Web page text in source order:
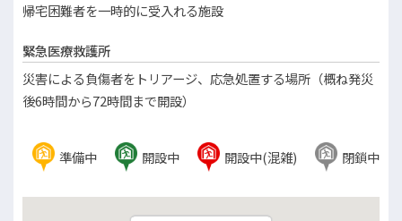
帰宅困難者を一時的に受入れる施設
緊急医療救護所
災害による負傷者をトリアージ、応急処置する場所（概ね発災
後6時間から72時間まで開設）
準備中 開設中 開設中(混雑) 閉鎖中